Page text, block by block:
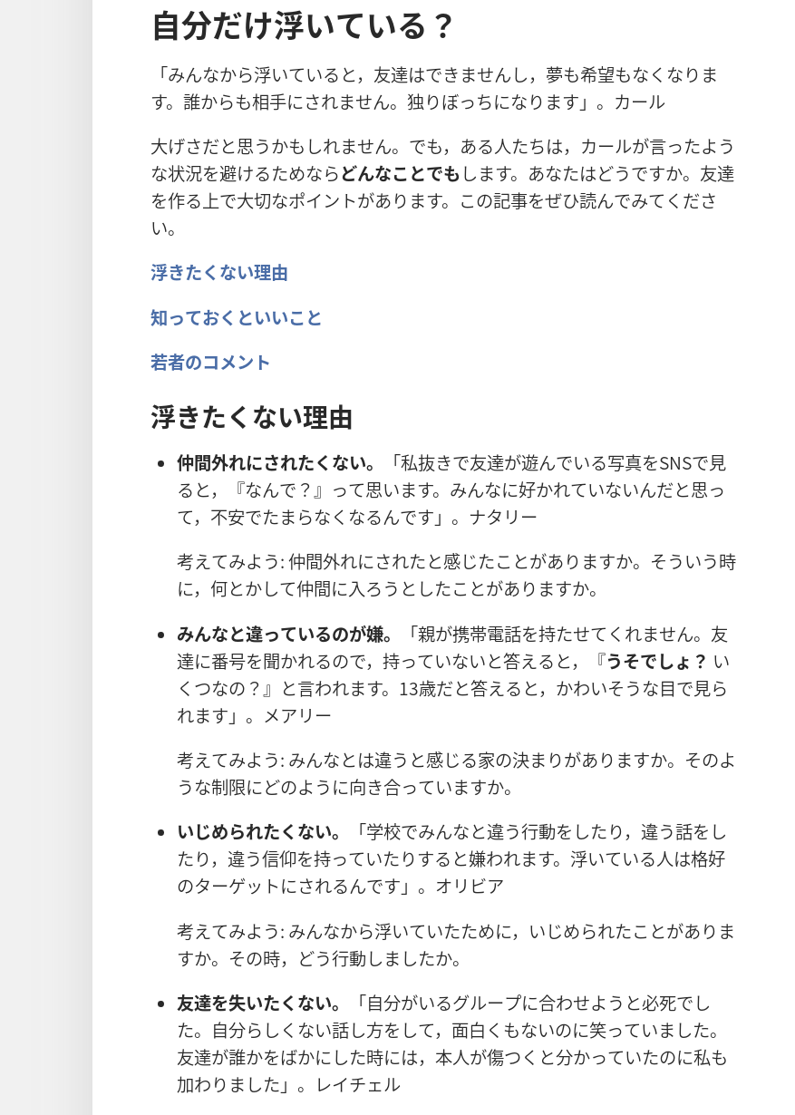
自分だけ浮いている？
「みんなから浮いていると， 友達はできませんし， 夢も希望もなくなりま
す。 誰からも相手にされません。 独りぼっちになります」。カール
大げさだと思うかもしれません。でも，ある人たちは，カールが言ったよう
な状況を避けるためならどんなことでもします。あなたはどうですか。 友達
を作る上で大切なポイントがあります。この記事をぜひ読んでみてくださ
い。
浮きたくない理由
知っておくといいこと
若者のコメント
浮きたくない理由
仲間外れにされたくない。 「私抜きで友達が遊んでいる写真をSNSで見
ると，『なんで？』って思います。みんなに好かれていないんだと思っ
て， 不安でたまらなくなるんです」。ナタリー
考えてみよう:仲間外れにされたと感じたことがありますか。そういう時
に， 何とかして仲間に入ろうとしたことがありますか。
みんなと違っているのが嫌。 「親が携帯電話を持たせてくれません。 友
達に番号を聞かれるので， 持っていないと答えると，『うそでしょ？ い
くつなの？』と言われます。13歳だと答えると，かわいそうな目で見ら
れます」。メアリー
考えてみよう: みんなとは違うと感じる家の決まりがありますか。そのよ
うな制限にどのように向き合っていますか。
いじめられたくない。
「学校でみんなと違う行動をしたり， 違う話をし
たり， 違う信仰を持っていたりすると嫌われます。 浮いている人は格好
のターゲットにされるんです」。オリビア
考えてみよう: みんなから浮いていたために，いじめられたことがありま
すか。その時，どう行動しましたか。
友達を失いたくない。 「自分がいるグループに合わせようと必死でし
た。 自分らしくない話し方をして， 面白 くもないのに笑っていました。
友達が誰かをばかにした時には， 本人が傷つくと分かっていたのに私も
加わりました」。レイチェル